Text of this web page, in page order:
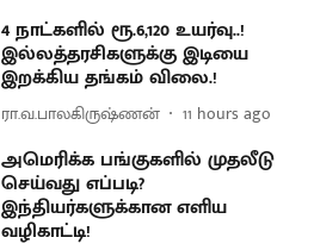
4 நாட்களில் ரூ.6,120 உயர்வு..!
இல்லத்தரசிகளுக்கு இடியை
இறக்கிய தங்கம் விலை.!
ரா.வ.பாலகிருஷ்ணன் 11 hours ago
அமெரிக்க பங்குகளில் முதலீடு
செய்வது எப்படி?
இந்தியர்களுக்கான எளிய
வழிகாட்டி!